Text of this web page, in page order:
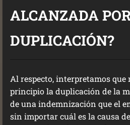
ALCANZADA
DUPLICACIÓN?
Al respecto, interpretamos que
principio la duplicación de la
de una indemnización que el
sin importar cuál es la causa